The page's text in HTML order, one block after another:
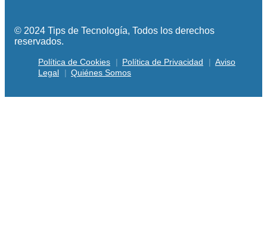
© 2024 Tips de Tecnología, Todos los derechos
reservados.
Política de Cookies Política de Privacidad
Aviso
Legal
Quiénes Somos